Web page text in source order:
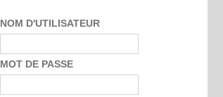
NOM D'UTILISATEUR
MOT DE PASSE